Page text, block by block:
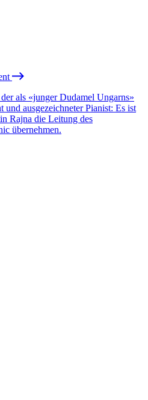
als «junger Dudamel Ungarns»
ausgezeichneter Pianist: Es ist
Rajna die Leitung des
übernehmen.